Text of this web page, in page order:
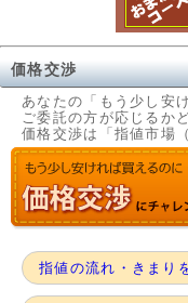
価格交渉
あなたの「もう少し安
ご委託の方が応じるか
価格交渉は「指値市場
指値の流れ・きまり